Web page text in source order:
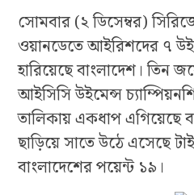
সোমবার (২ ডিসেম্বর)
ওয়ানডেতে আইরিশদের ৭
হারিয়েছে বাংলাদেশ। তিন
আইসিসি উইমেন্স
তালিকায় একধাপ এগিয়েছে
ছাড়িয়ে সাতে উঠে এসেছে
বাংলাদেশের পয়েন্ট ১৯।